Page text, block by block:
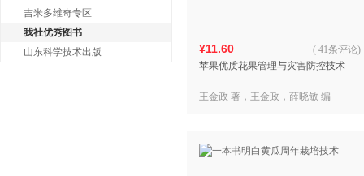
吉米多维奇专区
我社优秀图书
山东科学技术出版
¥11.60
苹果优质花果管理与灾害防控技术
( 41条评论)
王金政 著，王金政，薛晓敏 编